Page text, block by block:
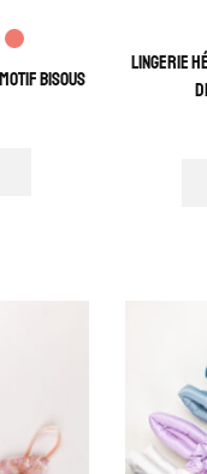
Bisous
Lingerie